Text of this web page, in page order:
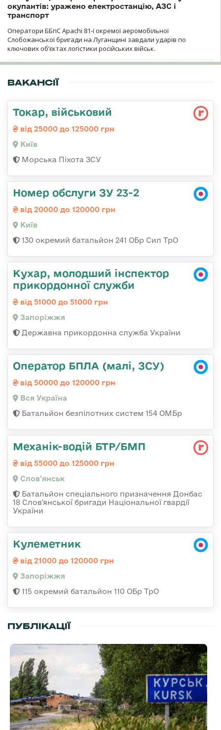
окупантів: уражено електростанцію, АЗС і
транспорт
Оператори ББпС Apachi 81-ї окремої аеромобільної
Слобожанської бригади на Луганщині завдали ударів по
ключових об’єктах логістики російських військ.
ВАКАНСІЇ
Токаp, військовий
від 25000 до 125000 грн
Київ
Морська Піхота ЗСУ
Номер обслуги ЗУ 23-2
від 20000 до 120000 грн
Київ
130 окремий батальйон 241 ОБр Сил ТрО
Кухар, молодший інспектор
прикордонної служби
від 51000 до 51000 грн
Запоріжжя
Державна прикордонна служба України
Оператор БПЛА (малі, ЗСУ)
від 50000 до 120000 грн
Вся Україна
Батальйон безпілотних систем 154 ОМБр
Механік-водій БТР/БМП
від 55000 до 125000 грн
Слов'янськ
Батальйон спеціального призначення Донбас
18 Слов'янської бригади Національної гвардії
України
Кулеметник
від 21000 до 120000 грн
Запоріжжя
115 окремий батальйон 110 ОБр ТрО
ПУБЛІКАЦІЇ